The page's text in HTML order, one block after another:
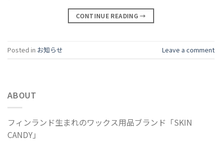
CONTINUE READING→
Posted in お知らせ Leave a comment
ABOUT
フィンランド生まれのワックス用品ブランド「SKIN
CANDY」